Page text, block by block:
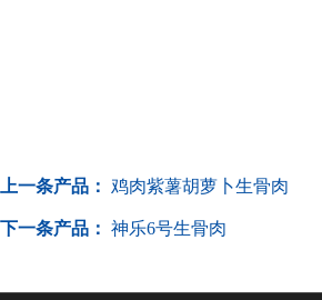
上一条产品： 鸡肉紫薯胡萝卜生骨肉
下一条产品： 神乐6号生骨肉